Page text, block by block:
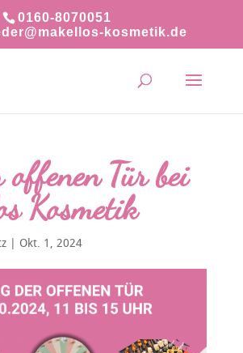
0160-8070051
kosmetik.de
offenen Tür bei
Kosmetik
| Okt. 1, 2024